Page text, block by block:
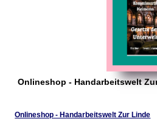
Onlineshop - Handarbeitswelt